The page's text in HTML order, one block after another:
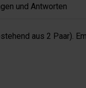
und Antworten
aus 2 Paar).